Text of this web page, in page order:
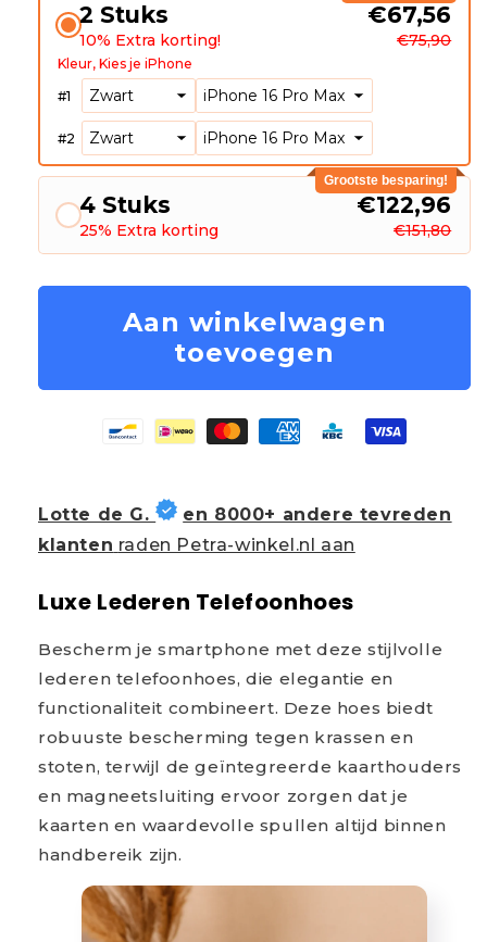
2 Stuks
10% Extra korting!
€67,56
€75,90
Kleur Kies je iPhone
#1
#2
Grootste besparing!
4 Stuks
25% Extra korting
€122,96
€151,80
Aan winkelwagen
toevoegen
Lotte de G.
en 8000+ andere tevreden
klanten raden Petra-winkel.nl aan
Luxe Lederen Telefoonhoes
Bescherm je smartphone met deze stijlvolle
lederen telefoonhoes, die elegantie en
functionaliteit combineert. Deze hoes biedt
robuuste bescherming tegen krassen en
stoten, terwijl de geïntegreerde kaarthouders
en magneetsluiting ervoor zorgen dat je
kaarten en waardevolle spullen altijd binnen
handbereik zijn.